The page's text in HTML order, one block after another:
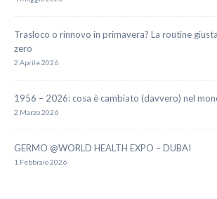
Trasloco o rinnovo in primavera? La routine
zero
2 Aprile 2026
1956 – 2026: cosa è cambiato (davvero) nel
2 Marzo 2026
GERMO @WORLD HEALTH EXPO – DUBAI
1 Febbraio 2026